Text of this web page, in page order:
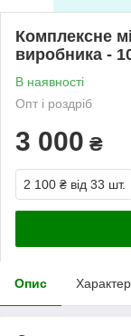
Комплексне
виробника -
В наявності
Опт і роздріб
3 000 ₴
2 100 ₴ від 33 шт.
Опис